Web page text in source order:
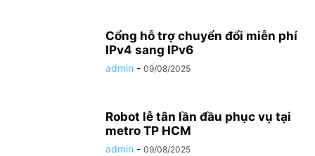
Cổng hỗ trợ chuyển đổi miễn phí
IPv4 sang IPv6
admin - 09/08/2025
Robot lễ tân lần đầu phục vụ tại
metro TP HCM
admin - 09/08/2025